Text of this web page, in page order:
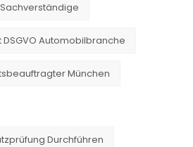
Automobilbranche
München
Durchführen